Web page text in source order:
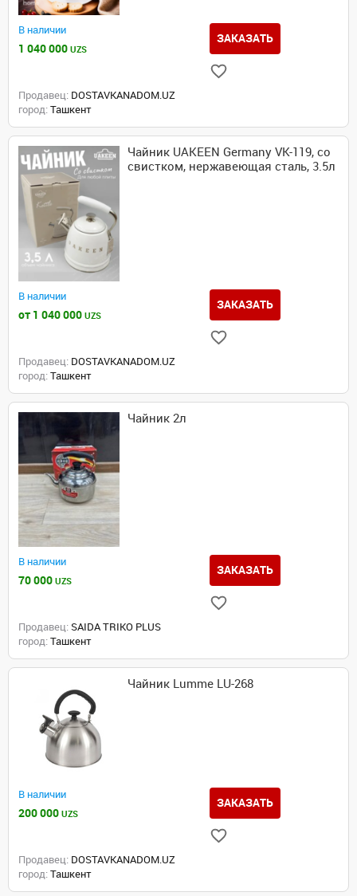
В наличии
1 040 000 UZS
ЗАКАЗАТЬ
Продавец: DOSTAVKANADOM.UZ
город: Ташкент
Чайник UAKEEN Germany VK-119, со
свистком, нержавеющая сталь, 3.5л
В наличии
от 1 040 000 UZS
ЗАКАЗАТЬ
Продавец: DOSTAVKANADOM.UZ
город: Ташкент
Чайник 2л
В наличии
70 000 UZS
ЗАКАЗАТЬ
Продавец: SAIDA TRIKO PLUS
город: Ташкент
Чайник Lumme LU-268
В наличии
200 000 UZS
ЗАКАЗАТЬ
Продавец: DOSTAVKANADOM.UZ
город: Ташкент